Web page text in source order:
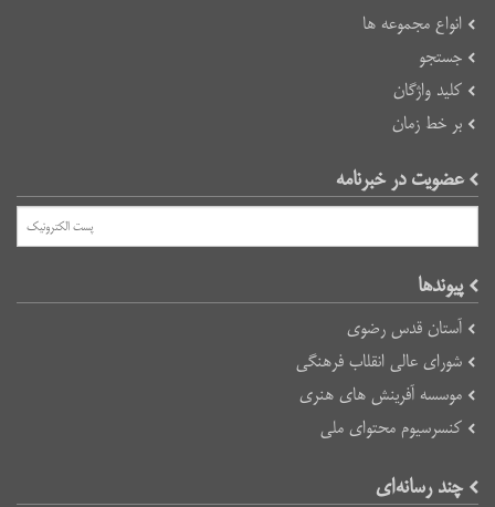
انواع مجموعه ها
جستجو
کلید واژگان
بر خط زمان
عضویت در خبرنامه
پیوند‌ها
آستان قدس رضوی
شورای عالی انقلاب فرهنگی
موسسه آفرینش های هنری
کنسرسیوم محتوای ملی
چند رسانه‌ای